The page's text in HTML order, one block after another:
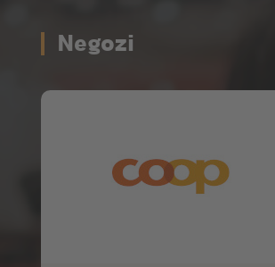
Negozi